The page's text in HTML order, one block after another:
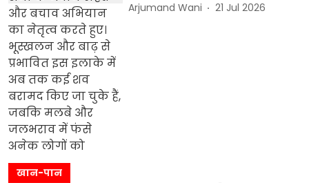
Arjumand Wani 21 Jul 2026
खान-पान